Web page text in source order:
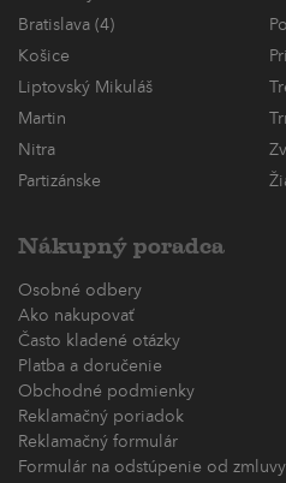
Bratislava (4)
Košice
Liptovský Mikuláš
Martin
Nitra
Partizánske
Nákupný poradca
Osobné odbery
Ako nakupovať
Často kladené otázky
Platba a doručenie
Obchodné podmienky
Reklamačný poriadok
Reklamačný formulár
Formulár na odstúpenie od zmluvy